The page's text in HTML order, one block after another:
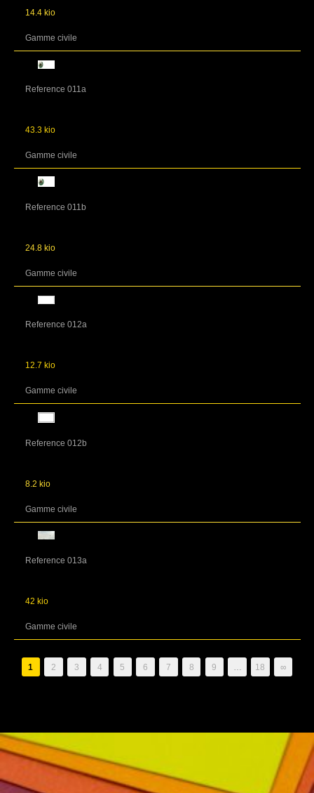
14.4 kio
Gamme civile
Reference 011a
43.3 kio
Gamme civile
Reference 011b
24.8 kio
Gamme civile
Reference 012a
12.7 kio
Gamme civile
Reference 012b
8.2 kio
Gamme civile
Reference 013a
42 kio
Gamme civile
1 2 3 4 5 6 7 8 9 18 ∞